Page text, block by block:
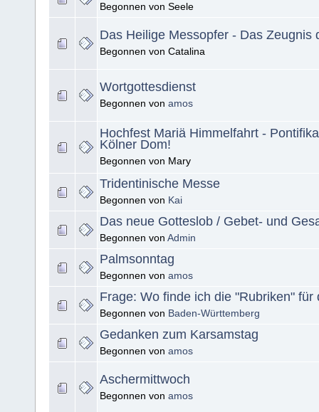
Begonnen von Seele
Das Heilige Messopfer - Das Zeugnis
Begonnen von Catalina
Wortgottesdienst
Begonnen von amos
Hochfest Mariä Himmelfahrt -
Kölner Dom!
Begonnen von Mary
Tridentinische Messe
Begonnen von Kai
Das neue Gotteslob / Gebet- und
Begonnen von Admin
Palmsonntag
Begonnen von amos
Frage: Wo finde ich die "Rubriken" für
Begonnen von Baden-Württemberg
Gedanken zum Karsamstag
Begonnen von amos
Aschermittwoch
Begonnen von amos